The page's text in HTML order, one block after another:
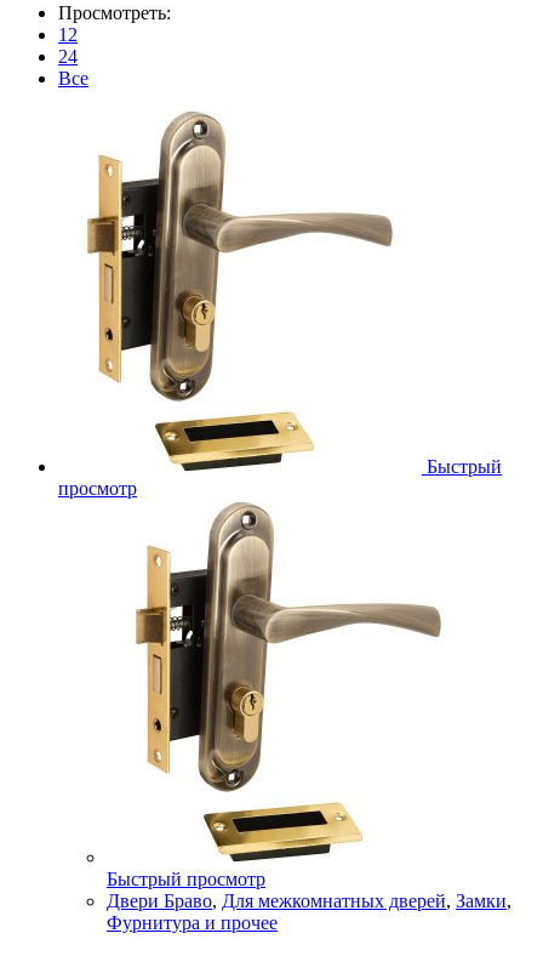
Просмотреть:
12
24
Все
Быстрый
просмотр
Быстрый просмотр
Двери Браво, Для межкомнатных дверей, Замки,
Фурнитура и прочее